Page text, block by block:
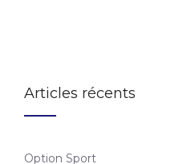
Articles récents
Option Sport